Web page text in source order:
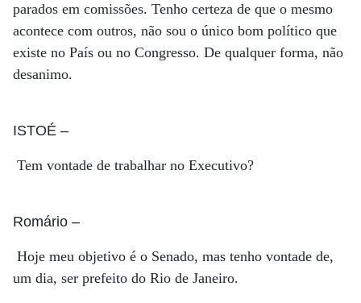
parados em comissões. Tenho certeza de que o mesmo
acontece com outros, não sou o único bom político que
existe no País ou no Congresso. De qualquer forma, não
desanimo.
ISTOÉ –
Tem vontade de trabalhar no Executivo?
Romário –
Hoje meu objetivo é o Senado, mas tenho vontade de,
um dia, ser prefeito do Rio de Janeiro.